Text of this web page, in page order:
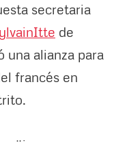
secretaria
de
una alianza para
francés en